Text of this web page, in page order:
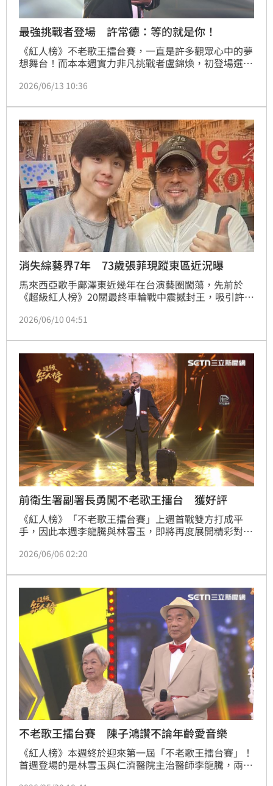
最強挑戰者登場 許常德：等的就是你！
《紅人榜》不老歌王擂台賽，一直是許多觀眾心中的夢
想舞台！而本本週實力非凡挑戰者盧錦煥，初登場選唱
邊的妻子，感謝她這些年的陪伴，他真摯動人的情感透
住當場落淚！聽完後，評審許常德更給出極高評價，盛
讚盧錦煥的演唱達到「人歌合一」的境界，還表示：
「感覺你就是原唱！」接著感性地說，正因為有這樣的
演唱，才能讓更多人
2026/06/13 10:36
消失綜藝界7年 73歲張菲現蹤東區近況曝
馬來西亞歌手鄺澤東近幾年在台演藝圈闖蕩，先前於
《超級紅人榜》20關最終車輪戰中震撼封王，吸引許多
的73歲張菲，意外洩露他的真實近況。蔡佩伶報導
2026/06/10 04:51
前衛生署副署長勇闖不老歌王擂台 獲好評
《紅人榜》「不老歌王擂台賽」上週首戰雙方打成平
手，因此本週李龍騰與林雪玉，即將再度展開精彩對
充滿故事感的演唱深深打動評審。他透過歌曲詮釋出人
出了你的個性，相信你一定是很好的人！」對他的真誠
詮釋給予高度肯定！而林雪玉則以細膩情感唱出人生回
憶，讓評審許常德感動表示：「你有把你的回憶唱出
來，我特別有感覺！」兩
2026/06/06 02:20
不老歌王擂台賽 陳子鴻讚不論年齡愛音樂
《紅人榜》本週終於迎來第一屆「不老歌王擂台賽」！
首週登場的是林雪玉與仁濟醫院主治醫師李龍騰，兩人